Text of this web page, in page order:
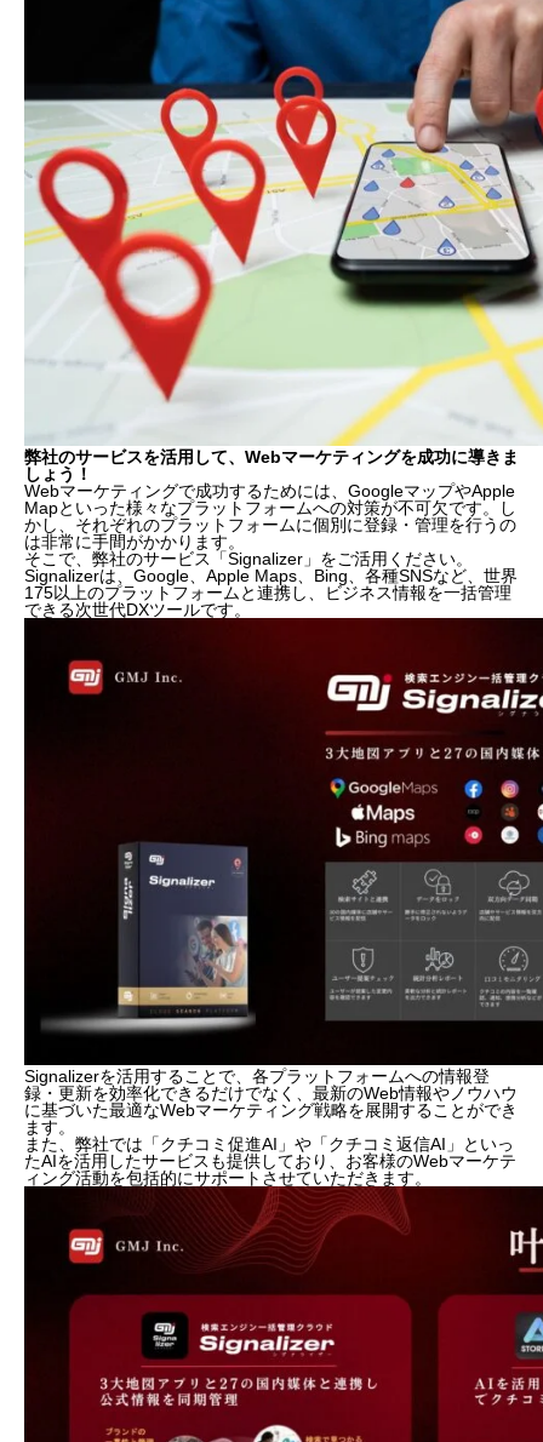
弊社のサービスを活用して、Webマーケティングを成功に導きま
しょう！
Webマーケティングで成功するためには、GoogleマップやApple
Mapといった様々なプラットフォームへの対策が不可欠です。し
かし、それぞれのプラットフォームに個別に登録・管理を行うの
は非常に手間がかかります。
そこで、弊社のサービス「Signalizer」をご活用ください。
Signalizerは、Google、Apple Maps、Bing、各種SNSなど、世界
175以上のプラットフォームと連携し、ビジネス情報を一括管理
できる次世代DXツールです。
Signalizerを活用することで、各プラットフォームへの情報登
録・更新を効率化できるだけでなく、最新のWeb情報やノウハウ
に基づいた最適なWebマーケティング戦略を展開することができ
ます。
また、弊社では「クチコミ促進AI」や「クチコミ返信AI」といっ
たAIを活用したサービスも提供しており、お客様のWebマーケテ
ィング活動を包括的にサポートさせていただきます。